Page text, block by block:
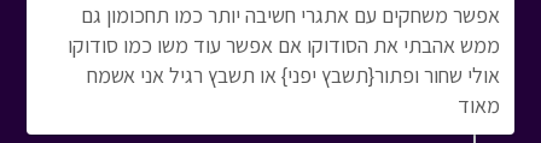
אפשר משחקים עם אתגרי חשיבה יותר כמו תחכומון גם
ממש אהבתי את הסודוקו אם אפשר עוד משו כמו סודוקו
אולי שחור ופתור{תשבץ יפני} או תשבץ רגיל אני אשמח
מאוד